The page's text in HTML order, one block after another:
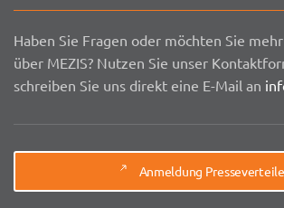
Haben Sie Fragen oder möchten Sie
über MEZIS? Nutzen Sie unser
schreiben Sie uns direkt eine E-Mail an
Anmeldung